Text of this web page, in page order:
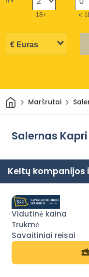
18+ <
Pradžia
Maršrutai
Salernas Kapri
Keltų kompanijos